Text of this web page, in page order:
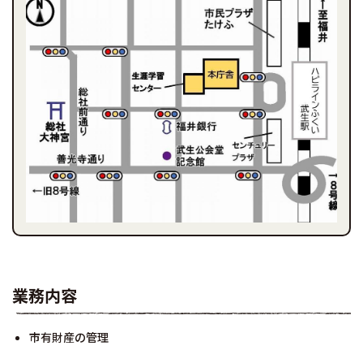
業務内容
市有財産の管理